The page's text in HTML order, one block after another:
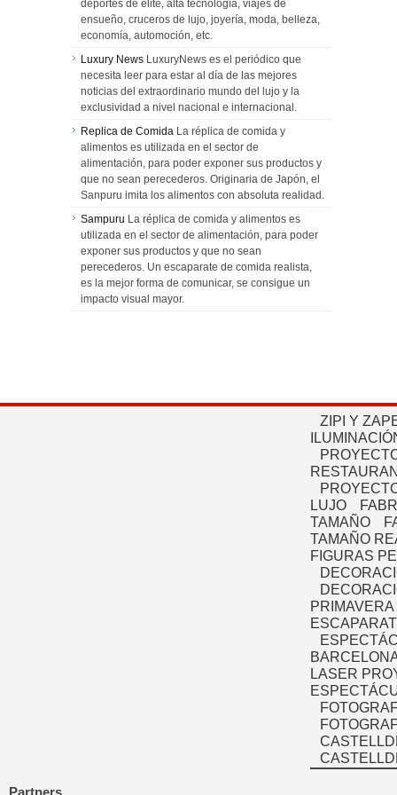
deportes de élite, alta tecnología, viajes de
ensueño, cruceros de lujo, joyería, moda, belleza,
economía, automoción, etc.
Luxury News LuxuryNews es el periódico que
necesita leer para estar al día de las mejores
noticias del extraordinario mundo del lujo y la
exclusividad a nivel nacional e internacional.
Replica de Comida La réplica de comida y
alimentos es utilizada en el sector de
alimentación, para poder exponer sus productos y
que no sean perecederos. Originaria de Japón, el
Sanpuru imita los alimentos con absoluta realidad.
Sampuru La réplica de comida y alimentos es
utilizada en el sector de alimentación, para poder
exponer sus productos y que no sean
perecederos. Un escaparate de comida realista,
es la mejor forma de comunicar, se consigue un
impacto visual mayor.
ZIPI Y
LUJO
TAMAÑO
TAMAÑO
FIGURAS
PRIMAVERA
LASER
Partners